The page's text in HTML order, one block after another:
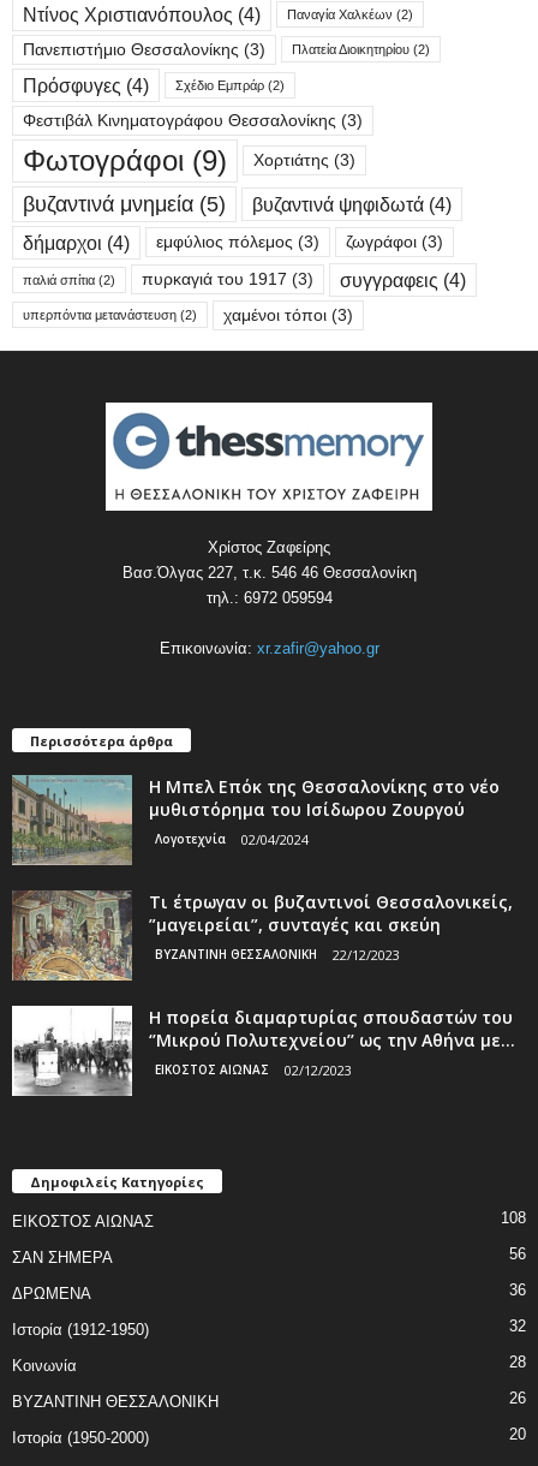
Ντίνος Χριστιανόπουλος (4) Παναγία Χαλκέων (2)
Πανεπιστήμιο Θεσσαλονίκης (3) Πλατεία Διοικητηρίου (2)
Πρόσφυγες (4) Σχέδιο Εμπράρ (2)
Φεστιβάλ Κινηματογράφου Θεσσαλονίκης (3)
Φωτογράφοι (9) Χορτιάτης (3)
βυζαντινά μνημεία (5) βυζαντινά ψηφιδωτά (4)
δήμαρχοι (4) εμφύλιος πόλεμος (3) ζωγράφοι (3)
παλιά σπίτια (2) πυρκαγιά του 1917 (3) συγγραφεις (4)
υπερπόντια μετανάστευση (2) χαμένοι τόποι (3)
Χρίστος Ζαφείρης
Βασ.Όλγας 227, τ.κ. 546 46 Θεσσαλονίκη
τηλ.: 6972 059594
Επικοινωνία: xr.zafir@yahoo.gr
Περισσότερα άρθρα
Η Μπελ Επόκ της Θεσσαλονίκης στο νέο
μυθιστόρημα του Ισίδωρου Ζουργού
Λογοτεχνία 02/04/2024
Τι έτρωγαν οι βυζαντινοί Θεσσαλονικείς,
”μαγειρείαι”, συνταγές και σκεύη
ΒΥΖΑΝΤΙΝΗ ΘΕΣΣΑΛΟΝΙΚΗ 22/12/2023
Η πορεία διαμαρτυρίας σπουδαστών του
‘’Μικρού Πολυτεχνείου’’ ως την Αθήνα με...
ΕΙΚΟΣΤΟΣ ΑΙΩΝΑΣ 02/12/2023
Δημοφιλείς Κατηγορίες
ΕΙΚΟΣΤΟΣ ΑΙΩΝΑΣ 108
ΣΑΝ ΣΗΜΕΡΑ 56
ΔΡΩΜΕΝΑ 36
Ιστορία (1912-1950) 32
Κοινωνία 28
ΒΥΖΑΝΤΙΝΗ ΘΕΣΣΑΛΟΝΙΚΗ 26
Ιστορία (1950-2000) 20